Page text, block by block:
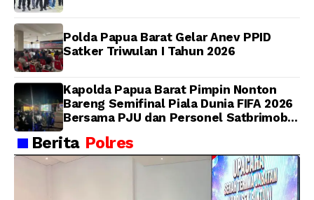
Polda Papua Barat Gelar Anev PPID
Satker Triwulan I Tahun 2026
Kapolda Papua Barat Pimpin Nonton
Bareng Semifinal Piala Dunia FIFA 2026
Bersama PJU dan Personel Satbrimob
Berita Polres